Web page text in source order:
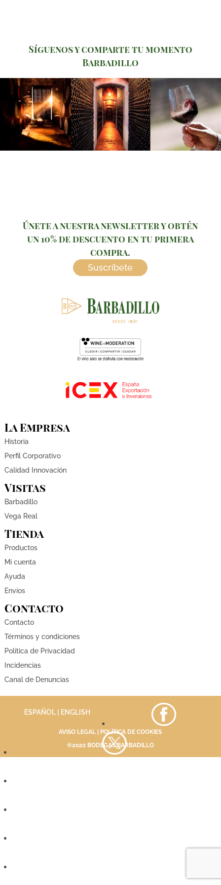
Síguenos y comparte tu momento
Barbadillo
Únete a nuestra newsletter y obtén
un 10% de descuento en tu primera
compra.
Suscríbete
La Empresa
Historia
Perfil Corporativo
Calidad Innovación
Visitas
Barbadillo
Vega Real
Tienda
Productos
Mi cuenta
Ayuda
Envíos
Contacto
Contacto
Términos y condiciones
Política de Privacidad
Incidencias
Canal de Denuncias
ESPAÑOL | ENGLISH
AVISO LEGAL | POLÍTICA DE COOKIES
©2022 BODEGAS BARBADILLO